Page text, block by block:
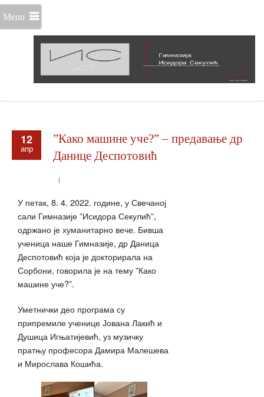
Menu
12
апр
”Како машине уче?” – предавање др
Данице Деспотовић
У петак, 8. 4. 2022. године, у Свечаној
сали Гимназије ”Исидора Секулић”,
одржано је хуманитарно вече. Бивша
ученица наше Гимназије, др Даница
Деспотовић која је докторирала на
Сорбони, говорила је на тему ”Како
машине уче?”.
Уметнички део програма су
припремиле ученице Јована Лакић и
Душица Игњатијевић, уз музичку
пратњу професора Дамира Малешева
и Мирослава Кошића.